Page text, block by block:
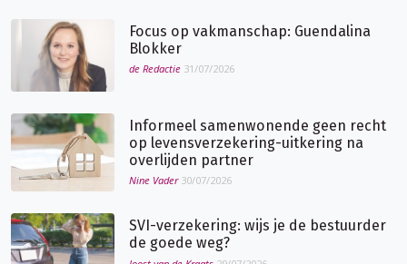
Focus op vakmanschap: Guendalina
Blokker
de Redactie 31/07/2026
Informeel samenwonende geen recht
op levensverzekering-uitkering na
overlijden partner
Nine Vader 30/07/2026
SVI-verzekering: wijs je de bestuurder
de goede weg?